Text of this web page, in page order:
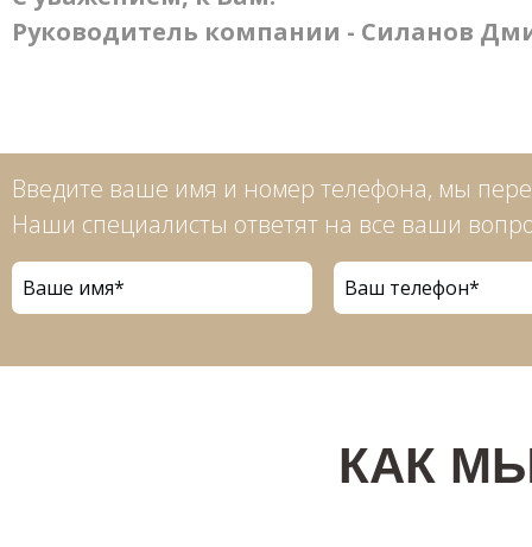
КАК
Руководитель компании - Силанов
Введите ваше имя и номер телефона, мы
Наши специалисты ответят на все ваши